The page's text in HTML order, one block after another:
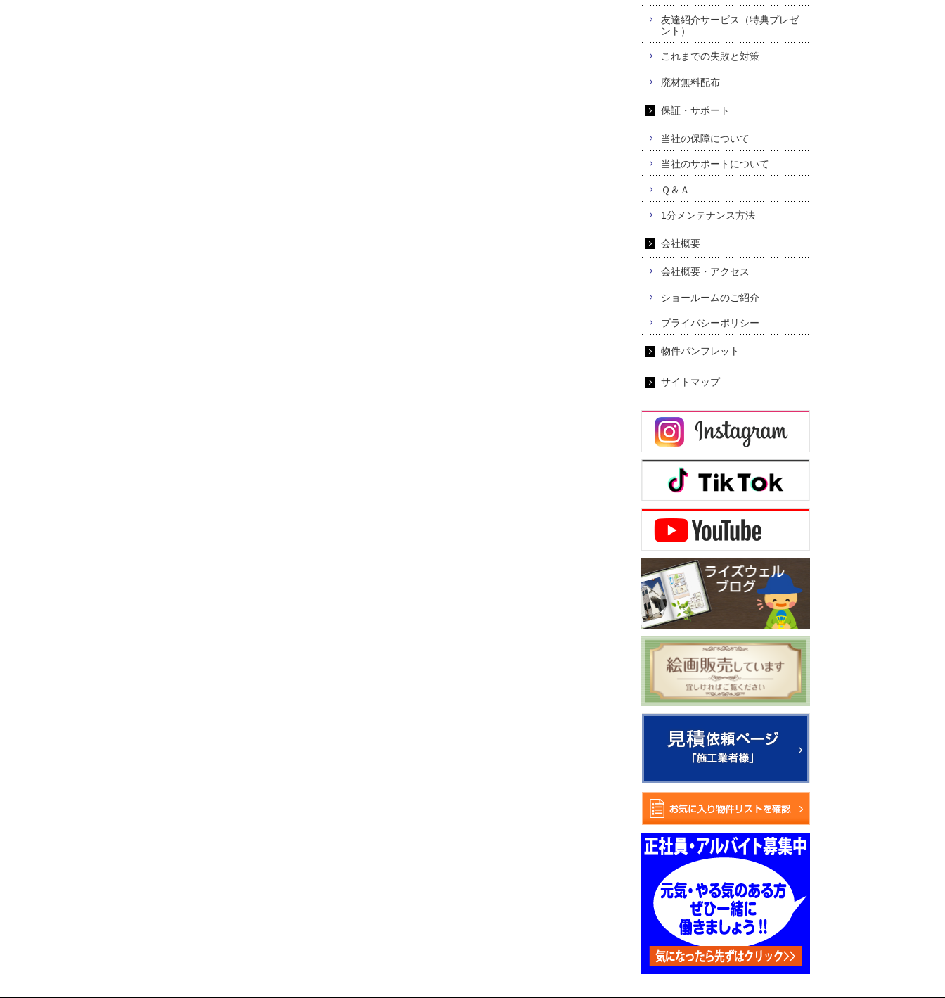
友達紹介サービス（特典プレゼ
ント）
これまでの失敗と対策
廃材無料配布
保証・サポート
当社の保障について
当社のサポートについて
Ｑ＆Ａ
1分メンテナンス方法
会社概要
会社概要・アクセス
ショールームのご紹介
プライバシーポリシー
物件パンフレット
サイトマップ